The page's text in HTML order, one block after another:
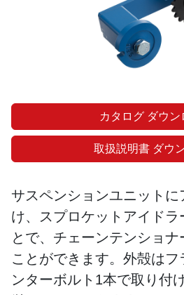
カタログ ダウン
取扱説明書 ダウ
サスペンションユニット
け、スプロケットアイドラ
とで、チェーンテンショ
ことができます。外殻はフ
ンターボルト1本で取り付